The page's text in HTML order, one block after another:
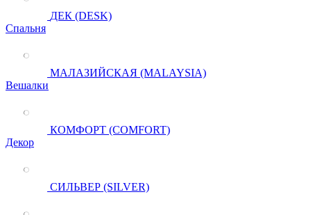
ДЕК (DESK)
Спальня
МАЛАЗИЙСКАЯ (MALAYSIA)
Вешалки
КОМФОРТ (COMFORT)
Декор
СИЛЬВЕР (SILVER)